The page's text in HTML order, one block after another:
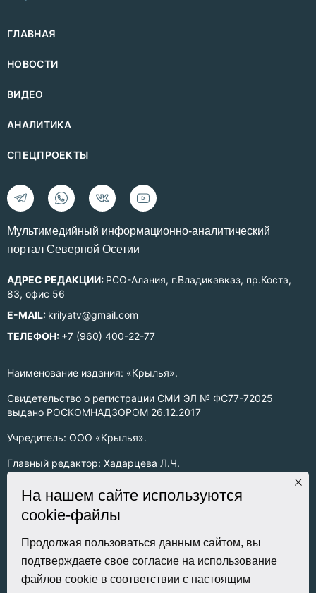
Наименование издания: «Крылья».
Свидетельство о регистрации СМИ ЭЛ № ФС77-72025
выдано РОСКОМНАДЗОРОМ 26.12.2017
Учредитель: ООО «Крылья».
Главный редактор: Хадарцева Л.Ч.
Информация на сайте предназначена для лиц старше 16 лет.
Все права на любые материалы, опубликованные на сайте,
защищены в соответствии с российским законодательством
об интеллектуальной собственности. Любое использование
текстовых, фото, аудио и видеоматериалов возможно только
с согласия правообладателя (ООО «Крылья») и при строгом
наличии ссылки на ресурс. Для сетевых ресурсов –
ГЛАВНАЯ
НОВОСТИ
ВИДЕО
АНАЛИТИКА
СПЕЦПРОЕКТЫ
Mультимедийный информационно-аналитический
портал Северной Осетии
АДРЕС РЕДАКЦИИ: РСО-Алания, г.Владикавказ, пр.Коста,
83, офис 56
E-MAIL: krilyatv@gmail.com
ТЕЛЕФОН: +7 (960) 400-22-77
На нашем сайте используются
cookie-файлы
Продолжая пользоваться данным сайтом, вы
подтверждаете свое согласие на использование
файлов cookie в соответствии с настоящим